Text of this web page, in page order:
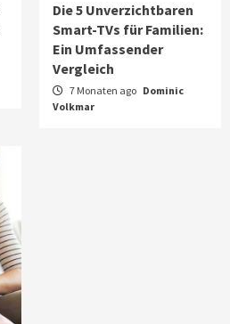
Die 5 Unverzichtbaren
Smart-TVs für Familien:
Ein Umfassender
Vergleich
7 Monaten ago Dominic
Volkmar